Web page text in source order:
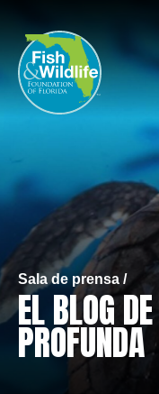
Logotipo
del
encabezado
Sala de prensa /
EL BLOG
PROFUNDA